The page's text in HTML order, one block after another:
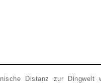
Distanz zur